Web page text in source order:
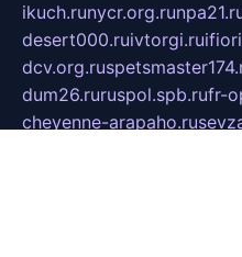
ikuch.runycr.org.ru
desert000.ruivtorgi.ru
dcv.org.ru
dum26.ruruspol.spb.rufr-
cheyenne-arapaho.ru